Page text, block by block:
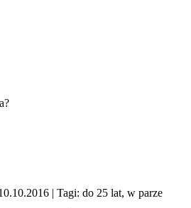
| Tagi: do 25 lat, w parze